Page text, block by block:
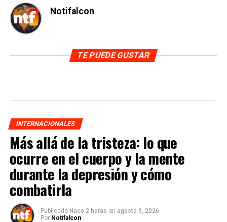
Notifalcon
TE PUEDE GUSTAR
INTERNACIONALES
Más allá de la tristeza: lo que
ocurre en el cuerpo y la mente
durante la depresión y cómo
combatirla
Publicado Hace 2 horas on agosto 9, 2026
Por Notifalcon